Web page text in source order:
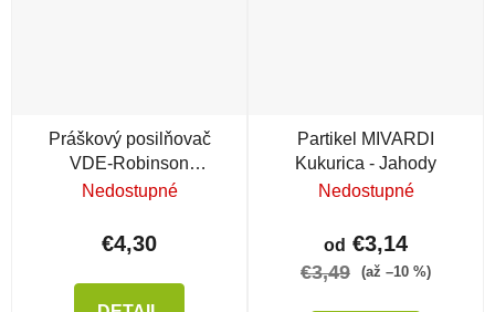
Práškový posilňovač
VDE-Robinson
Bloedmeal
Nedostupné
€4,30
Partikel MIVARDI
Kukurica - Jahody
Nedostupné
od €3,14
€3,49 (až –10 %)